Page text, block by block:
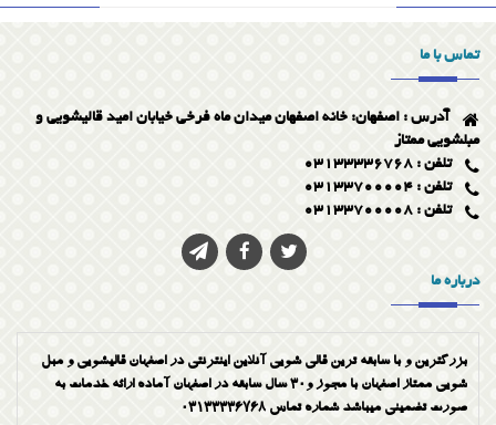
تماس با ما
آدرس : اصفهان: خانه اصفهان میدان ماه فرخی خیابان امید قالیشویی و
مبلشویی ممتاز
تلفن : 03133336768
تلفن : 03133700004
تلفن : 03133700008
درباره ما
بزرگترین و با سابقه ترین قالی شویی آنلاین اینترنتی در اصفهان قالیشویی و مبل
شویی ممتاز اصفهان با مجوز و30 سال سابقه در اصفهان آماده ارائه خدمات به
صورت تضمینی میباشد شماره تماس 03133336768